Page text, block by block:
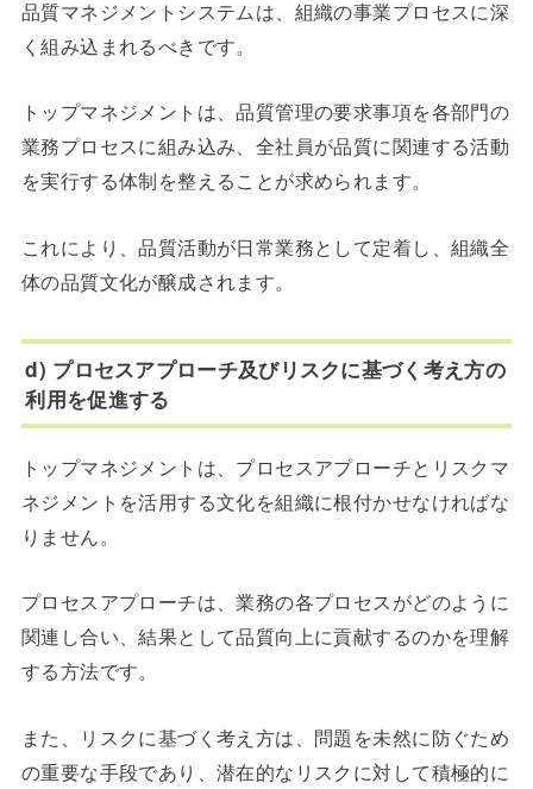
品質マネジメントシステムは、組織の事業プロセスに深
く組み込まれるべきです。
トップマネジメントは、品質管理の要求事項を各部門の
業務プロセスに組み込み、全社員が品質に関連する活動
を実行する体制を整えることが求められます。
これにより、品質活動が日常業務として定着し、組織全
体の品質文化が醸成されます。
d) プロセスアプローチ及びリスクに基づく考え方の
利用を促進する
トップマネジメントは、プロセスアプローチとリスクマ
ネジメントを活用する文化を組織に根付かせなければな
りません。
プロセスアプローチは、業務の各プロセスがどのように
関連し合い、結果として品質向上に貢献するのかを理解
する方法です。
また、リスクに基づく考え方は、問題を未然に防ぐため
の重要な手段であり、潜在的なリスクに対して積極的に